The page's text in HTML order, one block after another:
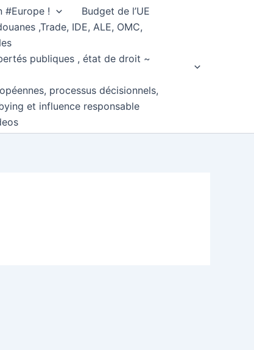
#Europe !
Budget de l’UE
,Trade, IDE, ALE, OMC,
publiques , état de droit ~
processus décisionnels,
et influence responsable